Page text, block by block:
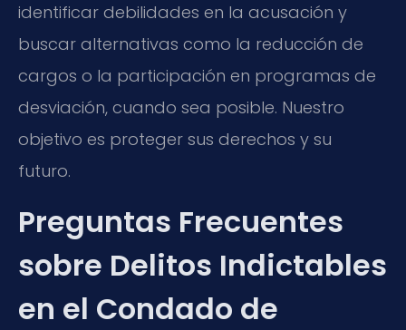
identificar debilidades en la acusación y
buscar alternativas como la reducción de
cargos o la participación en programas de
desviación, cuando sea posible. Nuestro
objetivo es proteger sus derechos y su
futuro.
Preguntas Frecuentes
sobre Delitos Indictables
en el Condado de